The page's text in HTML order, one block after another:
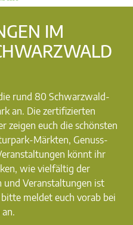
IM
rund 80 Schwarzwald-
an. Die zertifizierten
zeigen euch die schönsten
Märkten, Genuss-
könnt ihr
wie vielfältig der
und Veranstaltungen ist
meldet euch vorab bei